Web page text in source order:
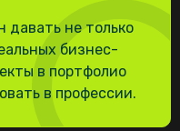
не только
бизнес-
в портфолио
в профессии.